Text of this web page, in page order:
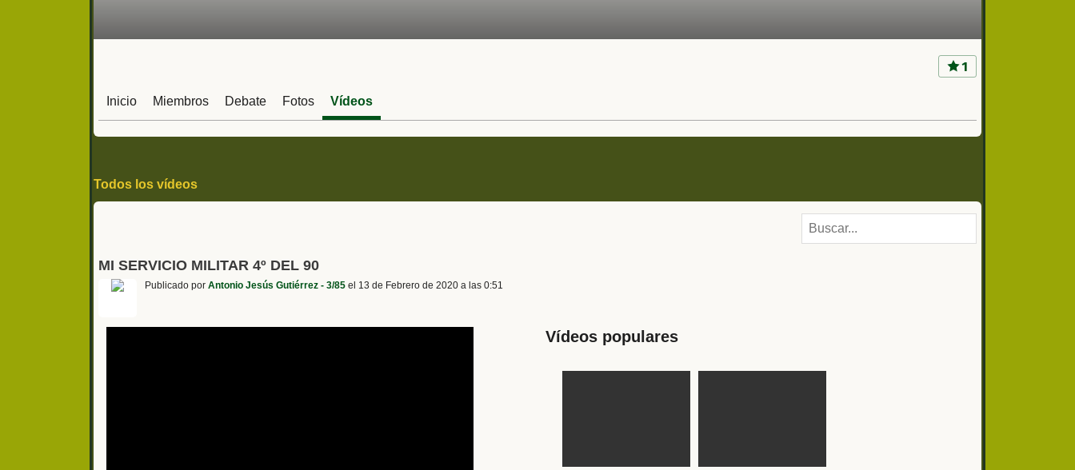
1
Inicio Miembros Debate Fotos Vídeos
Todos los vídeos
MI SERVICIO MILITAR 4º DEL 90
Publicado por Antonio Jesús Gutiérrez - 3/85 el 13 de Febrero de 2020 a las 0:51
Vídeos populares